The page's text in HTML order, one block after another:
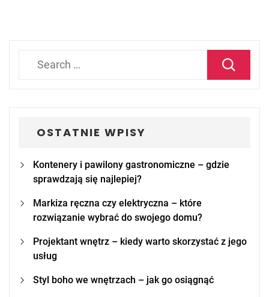
OSTATNIE WPISY
Kontenery i pawilony gastronomiczne – gdzie
sprawdzają się najlepiej?
Markiza ręczna czy elektryczna – które
rozwiązanie wybrać do swojego domu?
Projektant wnętrz – kiedy warto skorzystać z jego
usług
Styl boho we wnętrzach – jak go osiągnąć